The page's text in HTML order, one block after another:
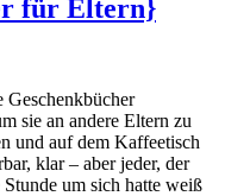
für Eltern}
Geschenkbücher
sie an andere Eltern zu
und auf dem Kaffeetisch
klar – aber jeder, der
um sich hatte weiß